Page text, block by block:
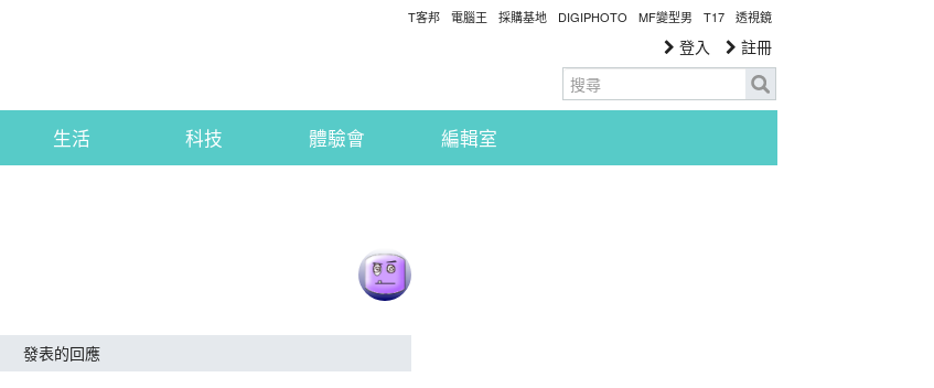
T客邦 電腦王 採購基地 DIGIPHOTO MF變型男 T17 透視鏡
登入 註冊
生活 科技 體驗會 編輯室
發表的回應